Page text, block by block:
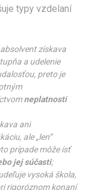
typy vzdelaní
získava
a udelenie
preto je
neplatnosti
ani
ale „len“
prípade môže ísť
jej súčasti;
vysoká škola,
rigoróznom konaní